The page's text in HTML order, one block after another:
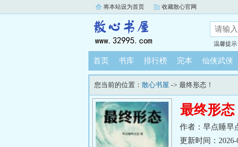
将本站设为首页 收藏散心官网
温馨提
首页 书库 排行榜 完本 仙侠武侠
您当前的位置： 散心书屋 -> 最终形态！
最终形态
作者：早点睡早
更新时间：2026-